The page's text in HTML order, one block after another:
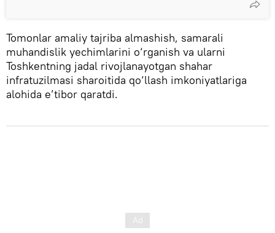
Tomonlar amaliy tajriba almashish, samarali
muhandislik yechimlarini o‘rganish va ularni
Toshkentning jadal rivojlanayotgan shahar
infratuzilmasi sharoitida qo‘llash imkoniyatlariga
alohida e’tibor qaratdi.